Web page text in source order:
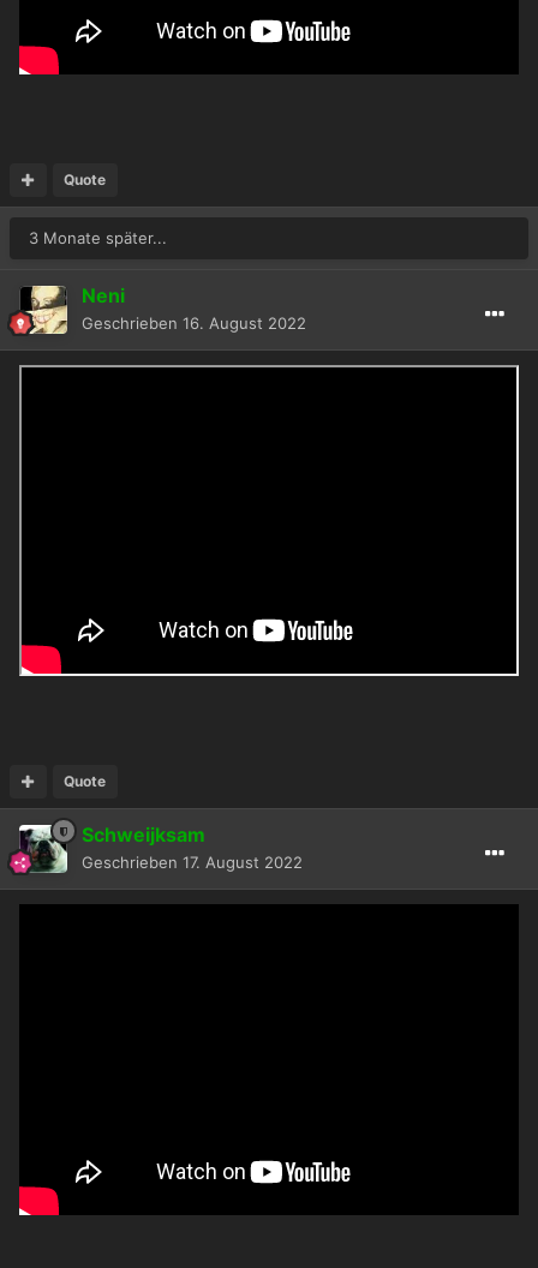
Quote
3 Monate später...
Neni
Geschrieben 16. August 2022
Quote
Schweijksam
Geschrieben 17. August 2022